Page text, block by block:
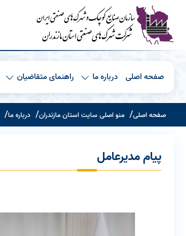
صفحه اصلی درباره ما راهنمای متقاضیان
صفحه اصلی منو اصلی سایت استان مازندران درباره ما
پیام مدیرعامل